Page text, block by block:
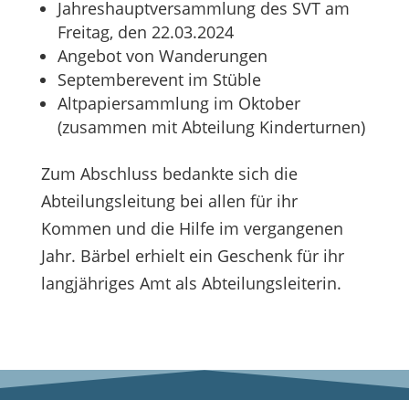
Jahreshauptversammlung des SVT am
Freitag, den 22.03.2024
Angebot von Wanderungen
Septemberevent im Stüble
Altpapiersammlung im Oktober
(zusammen mit Abteilung Kinderturnen)
Zum Abschluss bedankte sich die
Abteilungsleitung bei allen für ihr
Kommen und die Hilfe im vergangenen
Jahr. Bärbel erhielt ein Geschenk für ihr
langjähriges Amt als Abteilungsleiterin.